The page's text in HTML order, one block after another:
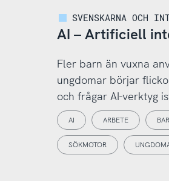
SVENSKARNA OCH
AI – Artificiell
Fler barn än vuxna
ungdomar börjar
och frågar AI-verktyg
AI ARBETE
SÖKMOTOR